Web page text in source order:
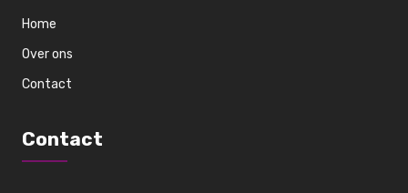
Home
Over ons
Contact
Contact